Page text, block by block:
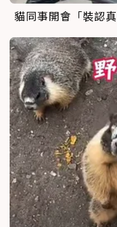
貓同事開會「裝認